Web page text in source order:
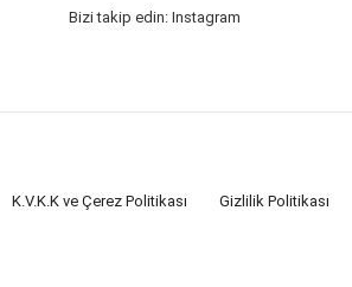
Bizi takip edin: Instagram
K.V.K.K ve Çerez Politikası Gizlilik Politikası